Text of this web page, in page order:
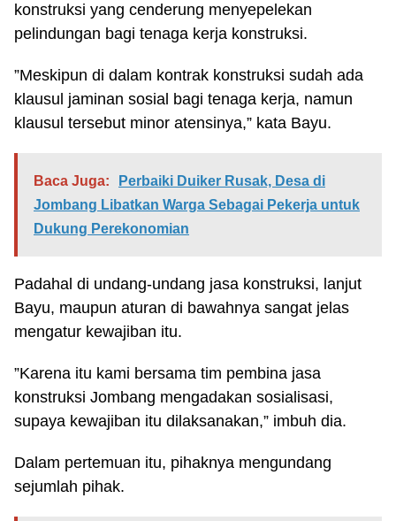
konstruksi yang cenderung menyepelekan
pelindungan bagi tenaga kerja konstruksi.
”Meskipun di dalam kontrak konstruksi sudah ada
klausul jaminan sosial bagi tenaga kerja, namun
klausul tersebut minor atensinya,” kata Bayu.
Baca Juga:
Perbaiki Duiker Rusak, Desa di
Jombang Libatkan Warga Sebagai Pekerja untuk
Dukung Perekonomian
Padahal di undang-undang jasa konstruksi, lanjut
Bayu, maupun aturan di bawahnya sangat jelas
mengatur kewajiban itu.
”Karena itu kami bersama tim pembina jasa
konstruksi Jombang mengadakan sosialisasi,
supaya kewajiban itu dilaksanakan,” imbuh dia.
Dalam pertemuan itu, pihaknya mengundang
sejumlah pihak.